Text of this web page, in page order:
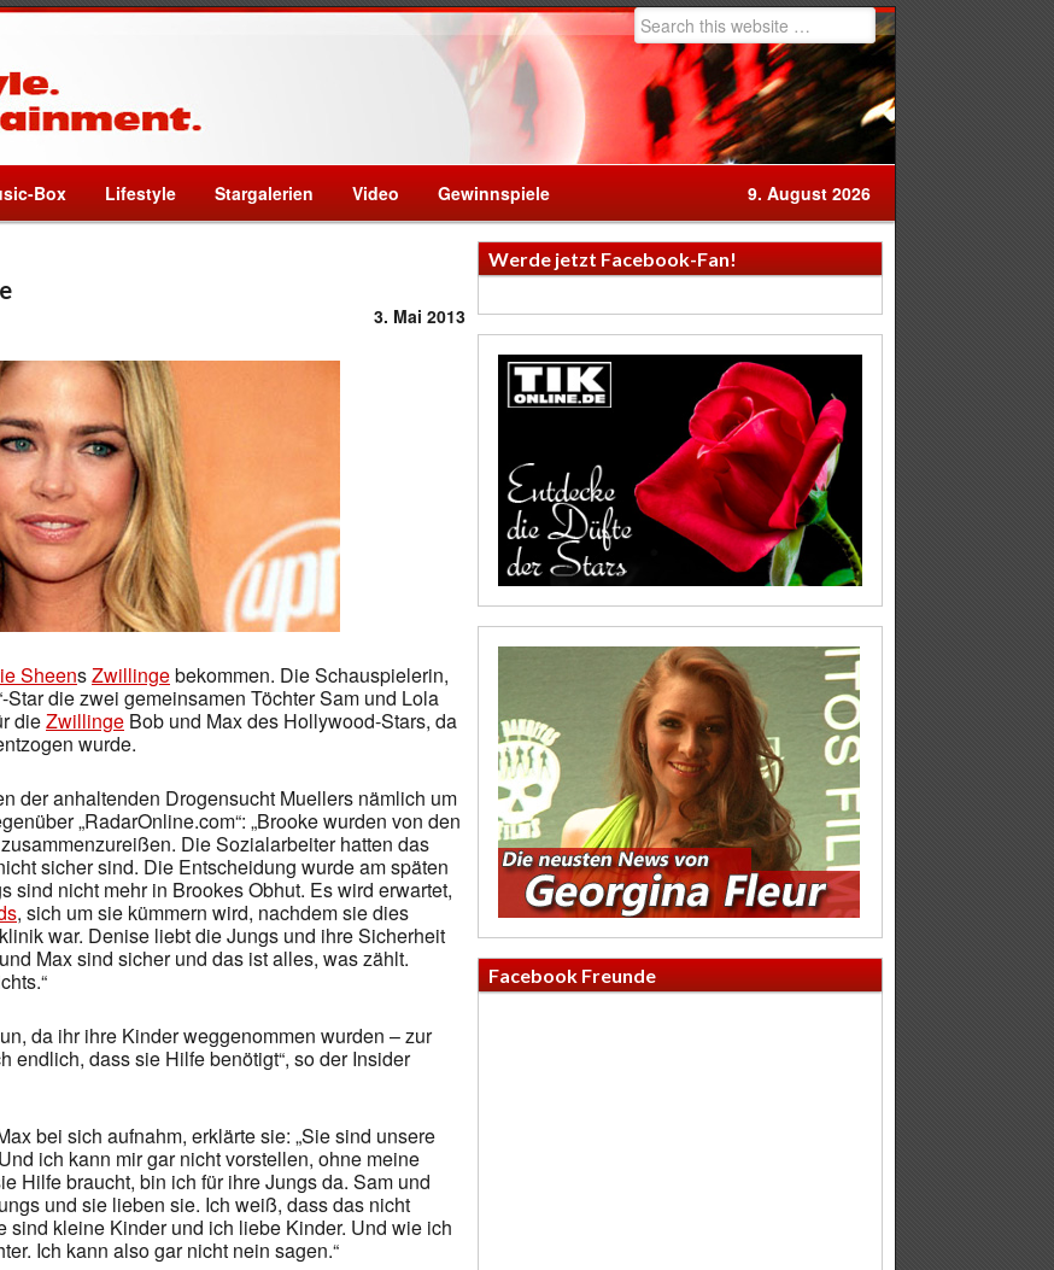
Box Lifestyle Stargalerien Video Gewinnspiele 9. August 2026
3. Mai 2013
SheensZwillingebekommen. Die Schauspielerin,
Star die zwei gemeinsamen Töchter Sam und Lola
dieZwillinge Bob und Max des Hollywood-Stars, da
wurde.
der anhaltenden Drogensucht Muellers nämlich um
„RadarOnline.com“: „Brooke wurden von den
Die Sozialarbeiter hatten das
sicher sind. Die Entscheidung wurde am späten
sind nicht mehr in Brookes Obhut. Es wird erwartet,
, sich um sie kümmern wird, nachdem sie dies
war. Denise liebt die Jungs und ihre Sicherheit
Max sind sicher und das ist alles, was zählt.
da ihr ihre Kinder weggenommen wurden – zur
endlich, dass sie Hilfe benötigt“, so der Insider
bei sich aufnahm, erklärte sie: „Sie sind unsere
ich kann mir gar nicht vorstellen, ohne meine
Hilfe braucht, bin ich für ihre Jungs da. Sam und
und sie lieben sie. Ich weiß, dass das nicht
sind kleine Kinder und ich liebe Kinder. Und wie ich
Ich kann also gar nicht nein sagen.“
Werde jetzt Facebook-Fan!
Facebook Freunde